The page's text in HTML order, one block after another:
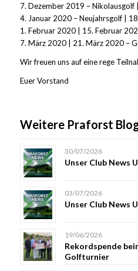
7. Dezember 2019 –
4. Januar 2020 – Neujahrsgolf |
1. Februar 2020 | 15. Februar
7. März 2020 | 21. März 2020 –
Wir freuen uns auf eine rege
Euer Vorstand
Weitere Praforst
30/07/2026
Unser Club News
03/07/2026
Unser Club News
19/06/2026
Rekordspende
Golfturnier